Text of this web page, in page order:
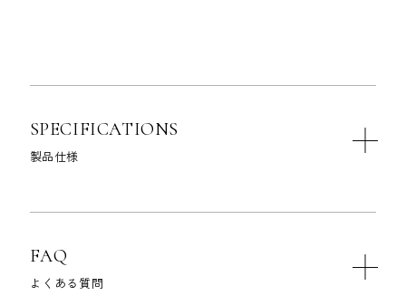
SPECIFICATIONS
製品仕様
FAQ
よくある質問